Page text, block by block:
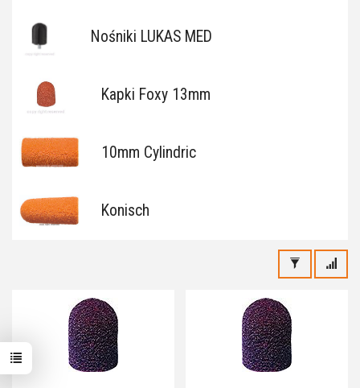
Nośniki LUKAS MED
Kapki Foxy 13mm
10mm Cylindric
Konisch